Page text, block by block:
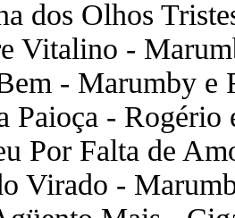
dos Olhos
Vitalino -
- Marumby e
Paioça - Rogério
Por Falta de
Virado -